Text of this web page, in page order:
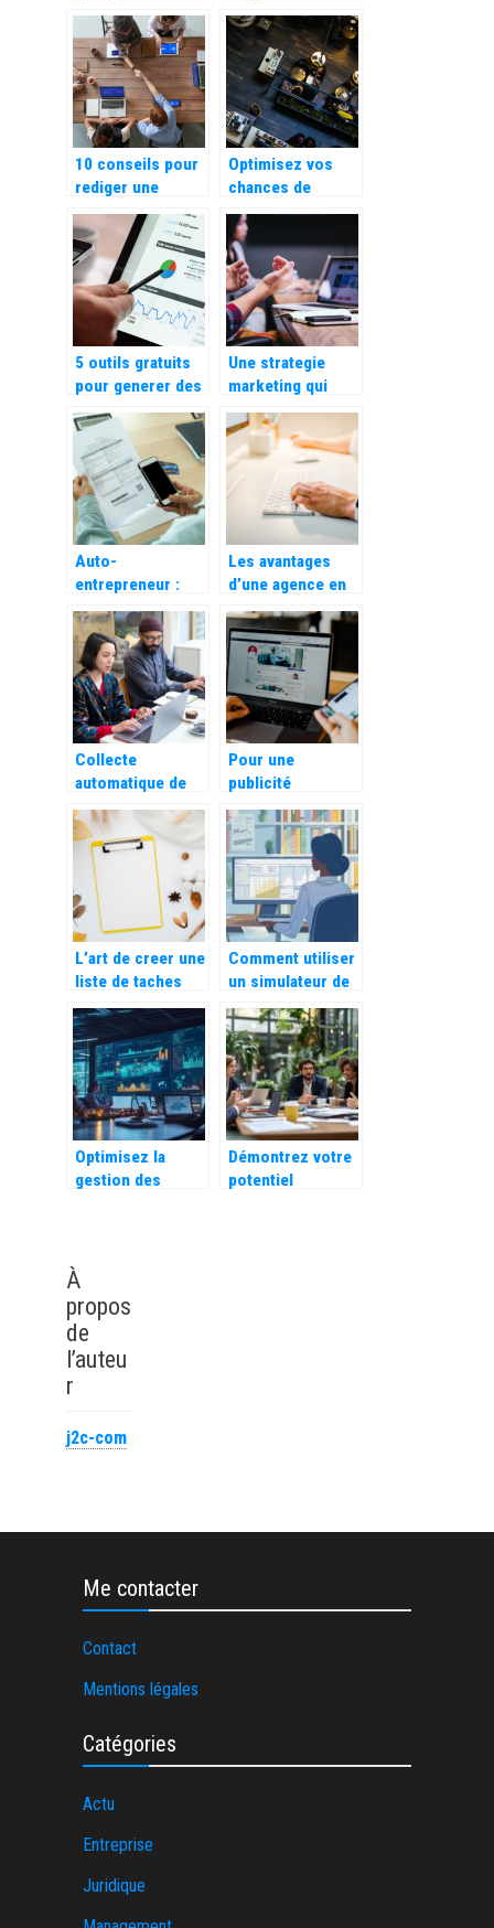
d’activites.
publicitaire
accrocheur :
comment faire ?
10 conseils pour
rediger une
publicite efficace
Optimisez vos
chances de
gagner encore
plus avec votre
hotel !
5 outils gratuits
pour generer des
mots cles
Une strategie
marketing qui
s’adapte aux
besoins de votre
entreprise
Auto-
entrepreneur :
Les avantages
d’utiliser une
application de
facturation
Les avantages
d’une agence en
communication
digitale pour
votre entreprise
Collecte
automatique de
videos de
temoignages
clients :
Decouvrez leurs
utilites
Pour une
publicité
innovante en
phase avec son
époque
L’art de creer une
liste de taches
efficace pour
optimiser son
temps
Comment utiliser
un simulateur de
salaire gratuit
pour préparer un
entretien
d’embauche
Optimisez la
gestion des
performant
Démontrez votre
potentiel
À
propos
de
l’auteu
r
j2c-com
Me contacter
Contact
Mentions légales
Catégories
Actu
Entreprise
Juridique